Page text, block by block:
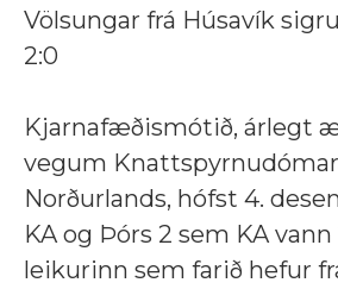
Völsungar frá Húsavík
2:0
Kjarnafæðismótið, árlegt
vegum
Norðurlands, hófst 4.
KA og Þórs 2 sem KA
leikurinn sem farið hefur